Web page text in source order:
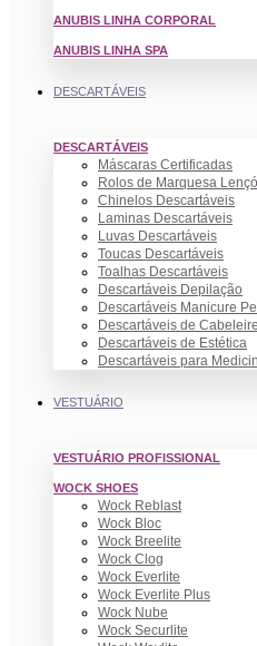
ANUBIS LINHA CORPORAL
ANUBIS LINHA SPA
DESCARTÁVEIS
DESCARTÁVEIS
Máscaras Certificadas
Rolos de Marquesa
Chinelos Descartáveis
Laminas Descartáveis
Luvas Descartáveis
Toucas Descartáveis
Toalhas Descartáveis
Descartáveis Depilação
Descartáveis Manicure
Descartáveis de
Descartáveis de Estética
Descartáveis para
VESTUÁRIO
VESTUÁRIO PROFISSIONAL
WOCK SHOES
Wock Reblast
Wock Bloc
Wock Breelite
Wock Clog
Wock Everlite
Wock Everlite Plus
Wock Nube
Wock Securlite